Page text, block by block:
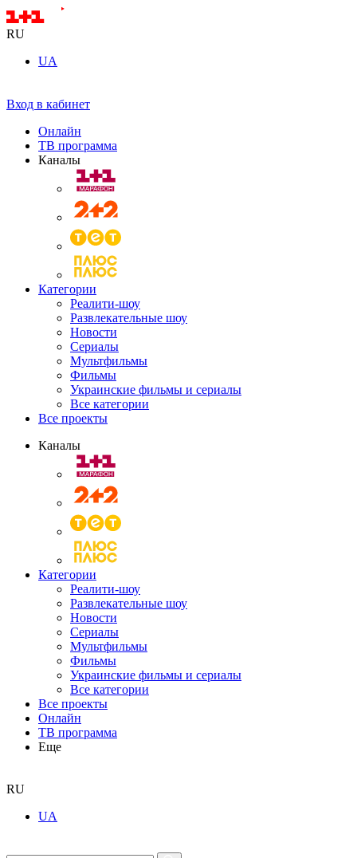
RU
UA
Вход в кабинет
Онлайн
ТВ программа
Каналы
Категории
Реалити-шоу
Развлекательные шоу
Новости
Сериалы
Мультфильмы
Фильмы
Украинские фильмы и сериалы
Все категории
Все проекты
Каналы
Категории
Реалити-шоу
Развлекательные шоу
Новости
Сериалы
Мультфильмы
Фильмы
Украинские фильмы и сериалы
Все категории
Все проекты
Онлайн
ТВ программа
Еще
RU
UA